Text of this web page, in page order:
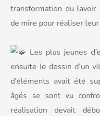
transformation du
de mire pour réaliser
Les plus jeunes
ensuite le dessin d’un
d’éléments avait été
âgés se sont vu
réalisation devait